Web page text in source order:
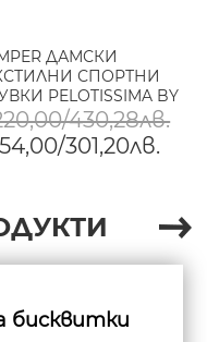
ДАМСКИ
СПОРТНИ
PELOTISSIMA BY
В КОМБИНАЦИЯ
430,28лв.
301,20лв.
бисквитки